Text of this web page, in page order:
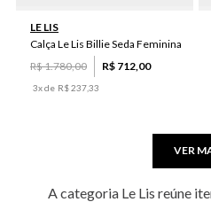
LE LIS
Calça Le Lis Billie Seda Feminina
R$1.780,00 R$ 712,00
3x de R$23733
VER
A categoria Le Lis reúne